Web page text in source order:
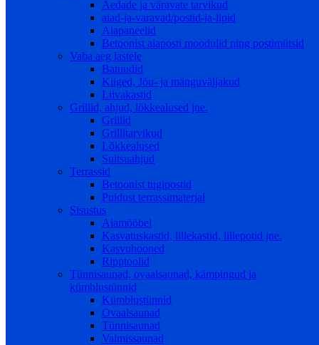
Aedade ja väravate tarvikud
aiad-ja-varavad/postid-ja-lipid
Aiapaneelid
Betoonist aiaposti moodulid ning postimütsid
Vaba aeg lastele
Batuudid
Kiiged, Jõu- ja mänguväljakud
Liivakastid
Grillid, ahjud, lõkkealused jne.
Grillid
Grillitarvikud
Lõkkealused
Suitsuahjud
Terrassid
Betoonist tugipostid
Puidust terrassimaterjal
Sisustus
Aiamööbel
Kasvatuskastid, lillekastid, lillepotid jne.
Kasvuhooned
Ripptoolid
Tünnisaunad, ovaalsaunad, kämpingud ja
kümblustünnid
Kümblustünnid
Ovaalsaunad
Tünnisaunad
Valmissaunad